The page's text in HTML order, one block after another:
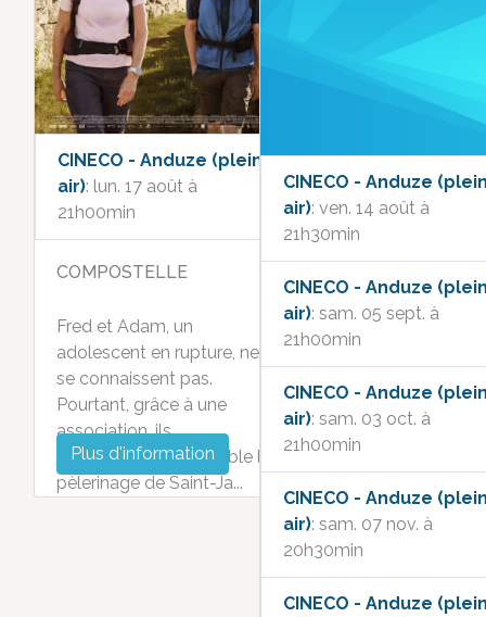
CINECO - Anduze (plein
air): lun. 17 août à
21h00min
COMPOSTELLE
Fred et Adam, un
adolescent en rupture, ne
se connaissent pas.
Pourtant, grâce à une
association, ils
entreprennent ensemble le
pèlerinage de Saint-Ja...
Plus d'information
CINECO - Anduze
air): ven. 14 août à
21h30min
CINECO - Anduze
air): sam. 05 sept. à
21h00min
CINECO - Anduze
air): sam. 03 oct. à
21h00min
CINECO - Anduze
air): sam. 07 nov. à
20h30min
CINECO - Anduze